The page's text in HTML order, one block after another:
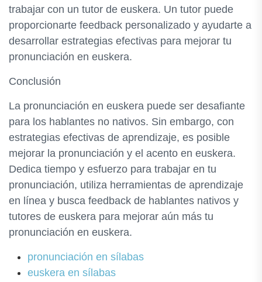
trabajar con un tutor de euskera. Un tutor puede
proporcionarte feedback personalizado y ayudarte a
desarrollar estrategias efectivas para mejorar tu
pronunciación en euskera.
Conclusión
La pronunciación en euskera puede ser desafiante
para los hablantes no nativos. Sin embargo, con
estrategias efectivas de aprendizaje, es posible
mejorar la pronunciación y el acento en euskera.
Dedica tiempo y esfuerzo para trabajar en tu
pronunciación, utiliza herramientas de aprendizaje
en línea y busca feedback de hablantes nativos y
tutores de euskera para mejorar aún más tu
pronunciación en euskera.
pronunciación en sílabas
euskera en sílabas